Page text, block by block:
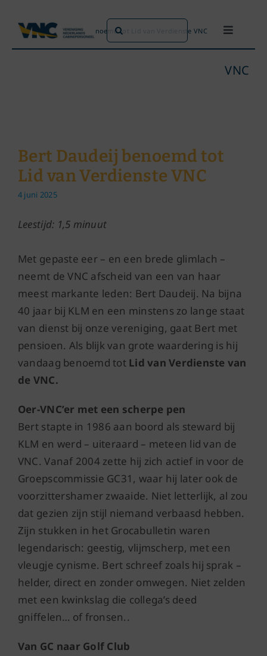
naar
inhoud
Toggle
Maatschappijen
Word lid!
Zoeken
naar:
Home» Bert Daudeij benoemd tot Lid van Verdienste VNC
VNC
Bert Daudeij benoemd tot
Lid van Verdienste VNC
4 juni 2025
Leestijd: 1,5 minuut
Met gepaste eer – en een brede glimlach –
neemt de VNC afscheid van een van haar
meest markante leden: Bert Daudeij. Na bijna
40 jaar bij KLM en een minstens zo lange staat
van dienst bij onze vereniging, gaat Bert met
pensioen. Als blijk van grote waardering is hij
vandaag benoemd tot Lid van Verdienste van
de VNC.
Oer-VNC’er met een scherpe pen
Bert stapte in 1986 aan boord als steward bij
KLM en werd – uiteraard – meteen lid van de
VNC. Vanaf 2004 zette hij zich actief in voor de
Groepscommissie GC31, waar hij later ook de
voorzittershamer zwaaide. Niet letterlijk, al zou
dat gezien zijn stijl niemand verbaasd hebben.
Zijn stukken in het Grocabulletin waren
legendarisch: geestig, vlijmscherp, met een
vleugje cynisme. Bert schreef zoals hij sprak –
helder, direct en zonder omwegen. Niet zelden
met een kwinkslag die collega’s deed
gniffelen… of fronsen..
Van GC naar Golf Club